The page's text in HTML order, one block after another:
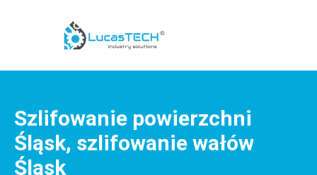
Szlifowanie powierzchni
Śląsk, szlifowanie wałów
Śląsk